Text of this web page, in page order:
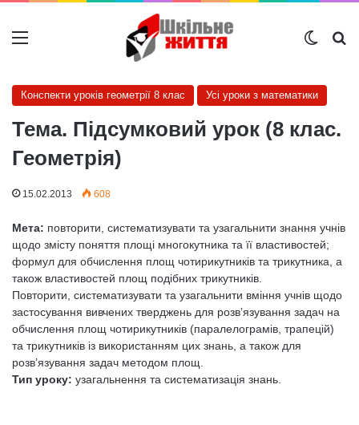
Меню
Конспекти уроків геометрії 8 клас Усі уроки з математики
Тема. Підсумковий урок (8 клас.
Геометрія)
15.02.2013 608
Мета: повторити, систематизувати та узагальнити знання учнів
щодо змісту поняття площі многокутника та її властивостей;
формул для обчислення площ чотирикутників та трикутника, а
також властивостей площ подібних трикутників.
Повторити, систематизувати та узагальнити вміння учнів щодо
застосування вивчених тверджень для розв’язування задач на
обчислення площ чотирикутників (паралелограмів, трапецій)
та трикутників із використанням цих знань, а також для
розв’язування задач методом площ.
Тип уроку: узагальнення та систематизація знань.